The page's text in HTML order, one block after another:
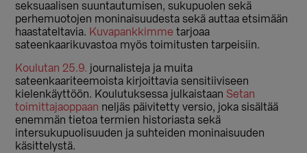
seksuaalisen suuntautumisen, sukupuolen sekä
perhemuotojen moninaisuudesta sekä auttaa etsimään
haastateltavia. Kuvapankkimme tarjoaa
sateenkaarikuvastoa myös toimitusten tarpeisiin.
Koulutan 25.9. journalisteja ja muita
sateenkaariteemoista kirjoittavia sensitiiviseen
kielenkäyttöön. Koulutuksessa julkaistaan Setan
toimittajaoppaan neljäs päivitetty versio, joka sisältää
enemmän tietoa termien historiasta sekä
intersukupuolisuuden ja suhteiden moninaisuuden
käsittelystä.